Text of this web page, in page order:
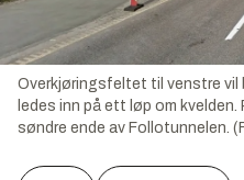
Overkjøringsfeltet til venstre vil
ledes inn på ett løp om kvelden.
søndre ende av Follotunnelen.